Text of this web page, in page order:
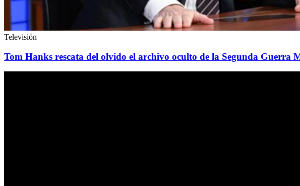
Televisión
Tom Hanks rescata del olvido el archivo oculto de la Segunda Guerra